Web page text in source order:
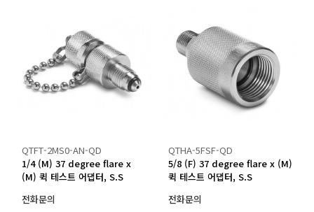
QTFT-2MS0-AN-QD
1/4 (M) 37 degree flare x
(M) 퀵 테스트 어댑터, S.S
전화문의
QTHA-5FSF-QD
5/8 (F) 37 degree flare x (M)
퀵 테스트 어댑터, S.S
전화문의